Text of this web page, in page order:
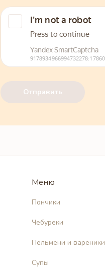
Отправить
Меню
Пончики
Чебуреки
Пельмени и вареники
Супы